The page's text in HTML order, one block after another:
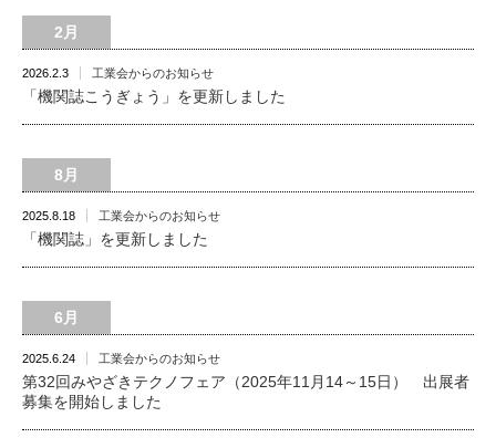
2月
2026.2.3 工業会からのお知らせ
「機関誌こうぎょう」を更新しました
8月
2025.8.18 工業会からのお知らせ
「機関誌」を更新しました
6月
2025.6.24 工業会からのお知らせ
第32回みやざきテクノフェア（2025年11月14～15日） 出展者
募集を開始しました